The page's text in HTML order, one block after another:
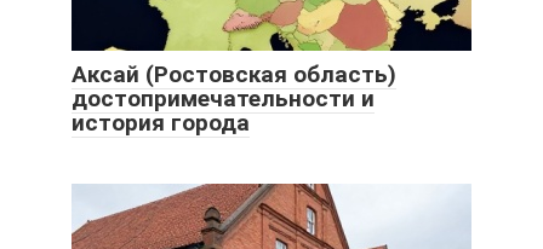
Аксай (Ростовская область)
достопримечательности и
история города